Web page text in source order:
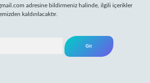
adresine bildirmeniz halinde, ilgili içerikler
kaldırılacaktır.